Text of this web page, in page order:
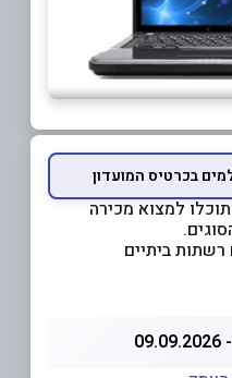
למצוא מכירה
ביתיים